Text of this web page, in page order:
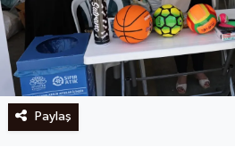
Paylaş
Ege
İzmir
İletişim